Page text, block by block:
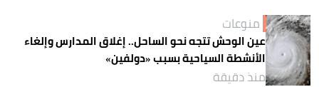
منوعات
عين الوحش تتجه نحو الساحل.. إغلاق المدارس وإلغاء
الأنشطة السياحية بسبب «دولفين»
منذ دقيقة